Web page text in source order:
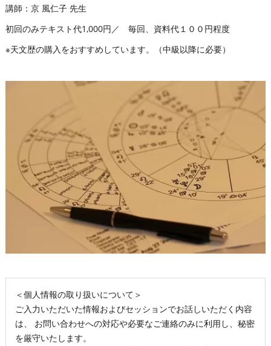
講師：京 風仁子 先生
初回のみテキスト代1,000円／ 毎回、資料代１００円程度
※天文歴の購入をおすすめしています。（中級以降に必要）
＜個人情報の取り扱いについて＞
ご入力いただいた情報およびセッションでお話しいただく内容
は、 お問い合わせへの対応や必要なご連絡のみに利用し、秘密
を厳守いたします。